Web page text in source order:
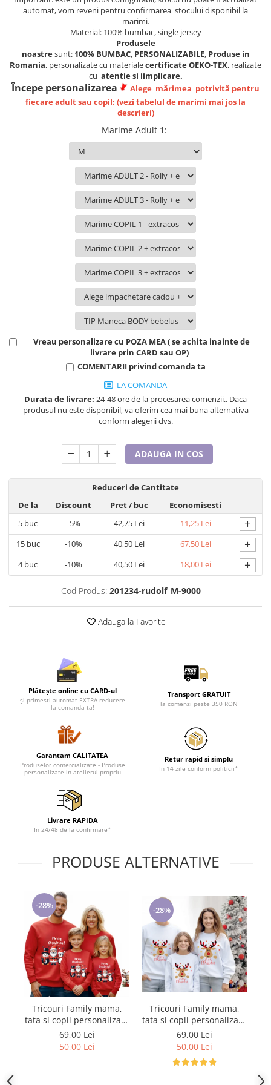
Lenjerii de pat pentru copii
Pijamale de CRACIUN
Pijamale de dama
Pijamale de barbati
Halate si capoate
Halate si pijamale Family
Seturi elegante femei
Pijamale BIG SIZE femei
Cadouri ocazii speciale
Tricouri de cuplu Valentine's Day
Cadouri pentru Bunici
Cadouri pentru Nasi si Fini
Cadouri Craciun
Cadouri pentru profesori sau absolventi
Cadouri de Paște
Cadouri Traditionale Romanesti
Cadouri pentru CUPLU El & Ea
Cadouri pentru sportivi
Cadouri Pensionare
Cadouri Colegi, sefi sau angajati
Cadouri pentru Doctori
Cadouri pentru Sfânta Maria
Martisoare
automat, vom reveni pentru confirmarea stocului disponibil la
marimi.
Material: 100% bumbac, single jersey
Produsele
noastresunt: 100% BUMBAC, PERSONALIZABILE, Produse in
Romania, personalizate cu materialecertificate OEKO-TEX, realizate
cu atentie si iimplicare.
Începe personalizarea Alege mărimea potrivită pentru
fiecare adult sau copil: (vezi tabelul de marimi mai jos la
descrieri)
Marime Adult 1 :
Vreau personalizare cu POZA MEA ( se achita inainte de
livrare prin CARD sau OP)
COMENTARII privind comanda ta
LA COMANDA
Durata de livrare: 24-48 ore de la procesarea comenzii.. Daca
produsul nu este disponibil, va oferim cea mai buna alternativa
conform alegerii dvs.
ADAUGA IN COS
Reduceri de Cantitate
De la
Discount Pret/ buc
Economisesti
5 buc -5% 42,75 Lei 11,25 Lei +
15buc -10% 40,50 Lei 67,50 Lei +
4buc -10% 40,50 Lei 18,00 Lei +
Cod Produs: 201234-rudolf_M-9000
Adauga la Favorite
Plătește online cu CARD-ul
și primești automat EXTRA-reducere
la comanda ta!
Transport GRATUIT
la comenzi peste 350 RON
Garantam CALITATEA
Produselor comercializate - Produse
personalizate in atelierul propriu
Retur rapid si simplu
In 14 zile conform politicii*
Livrare RAPIDA
In 24/48 de la confirmare*
PRODUSE ALTERNATIVE
-28%
Tricouri Family mama,
tata si copii personalizate
cu tematica de Craciun,
Craciun Fericit 12252
69,00 Lei
50,00 Lei
-28%
Tricouri Family mama,
tata si copii personalizate
cu tematica de Craciun,
Craciun Fericit 122652
69,00 Lei
50,00 Lei